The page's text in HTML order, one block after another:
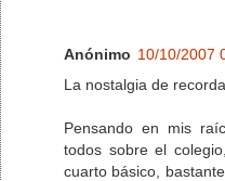
Anónimo 10/10/2007
La nostalgia de
Pensando en mis
todos sobre el
cuarto básico,